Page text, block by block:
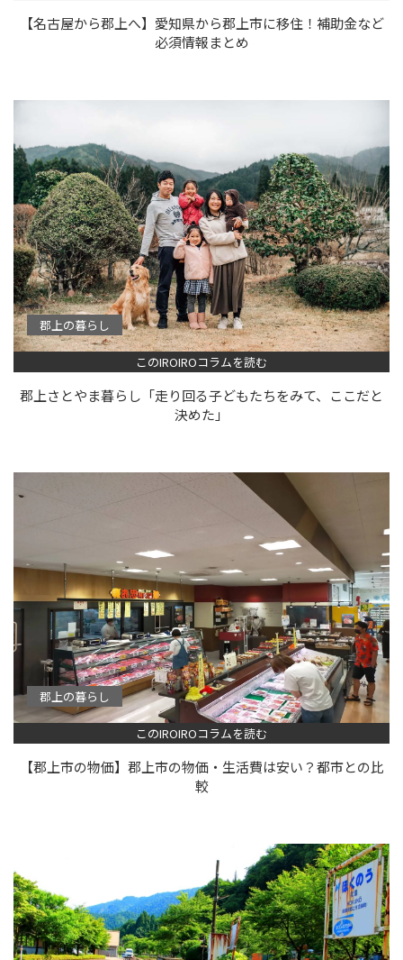
【名古屋から郡上へ】愛知県から郡上市に移住！補助金など
必須情報まとめ
郡上の暮らし
このIROIROコラムを読む
郡上さとやま暮らし「走り回る子どもたちをみて、ここだと
決めた」
郡上の暮らし
このIROIROコラムを読む
【郡上市の物価】郡上市の物価・生活費は安い？都市との比
較